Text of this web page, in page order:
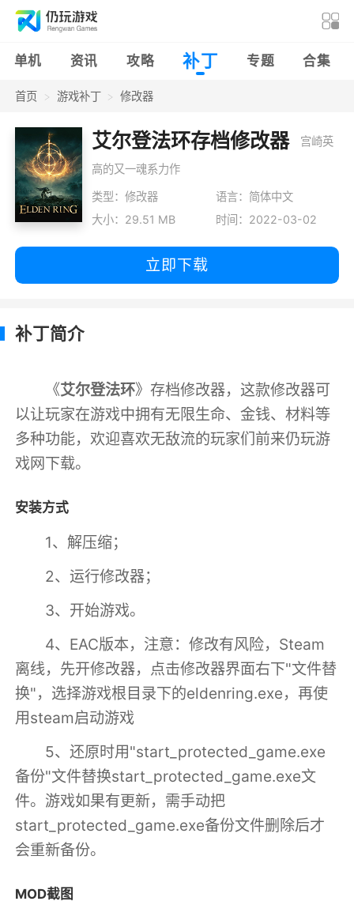
单机 资讯 攻略 补丁 专题 合集
首页 游戏补丁 修改器
艾尔登法环存档修改器 宫崎英
高的又一魂系力作
类型：修改器
语言：简体中文
大小：29.51 MB
时间：2022-03-02
立即下载
补丁简介
《艾尔登法环》存档修改器，这款修改器可
以让玩家在游戏中拥有无限生命、金钱、材料等
多种功能，欢迎喜欢无敌流的玩家们前来仍玩游
戏网下载。
安装方式
1、解压缩；
2、运行修改器；
3、开始游戏。
4、EAC版本，注意：修改有风险，Steam
离线，先开修改器，点击修改器界面右下"文件替
换"，选择游戏根目录下的eldenring.exe，再使
用steam启动游戏
5、还原时用"start_protected_game.exe
备份"文件替换start_protected_game.exe文
件。游戏如果有更新，需手动把
start_protected_game.exe备份文件删除后才
会重新备份。
MOD截图